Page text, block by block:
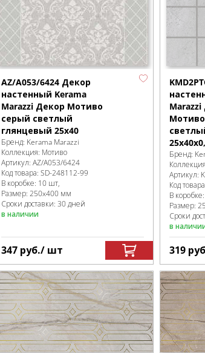
AZ/A053/6424 Декор
настенный Kerama
Marazzi Декор Мотиво
серый светлый
глянцевый 25x40
Бренд: Kerama Marazzi
Коллекция: Мотиво
Артикул: AZ/A053/6424
Код товара: SD-248112-99
В коробке: 10 шт,
Размер: 250x400 мм
Сроки доставки: 30 дней
в наличии
347 руб./ шт
Бренд:
Артикул:
Код
В коробке:
Размер:
Сроки
в
319